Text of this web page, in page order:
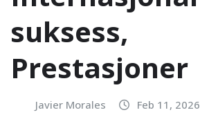
suksess,
Prestasjoner
Javier Morales Feb 11, 2026